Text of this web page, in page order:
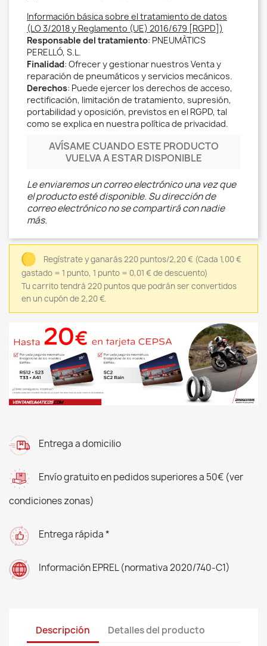
Información básica sobre el tratamiento de datos
(LO 3/2018 y Reglamento (UE) 2016/679 [RGPD])
Responsable del tratamiento: PNEUMÀTICS
PERELLÓ, S.L.
Finalidad: Ofrecer y gestionar nuestros Venta y
reparación de pneumáticos y servicios mecánicos.
Derechos: Puede ejercer los derechos de acceso,
rectificación, limitación de tratamiento, supresión,
portabilidad y oposición, previstos en el RGPD, tal
como se explica en nuestra política de privacidad.
AVÍSAME CUANDO ESTE PRODUCTO
VUELVA A ESTAR DISPONIBLE
Le enviaremos un correo electrónico una vez que
el producto esté disponible. Su dirección de
correo electrónico no se compartirá con nadie
más.
Regístrate y ganarás 220 puntos/2,20 € (Cada 1,00 €
gastado = 1 punto, 1 punto = 0,01 € de descuento)
Tu carrito tendrá 220 puntos que podrán ser convertidos
en un cupón de 2,20 €.
Entrega a domicilio
Envío gratuito en pedidos superiores a 50€ (ver
condiciones zonas)
Entrega rápida *
Información EPREL (normativa 2020/740-C1)
Descripción Detalles del producto